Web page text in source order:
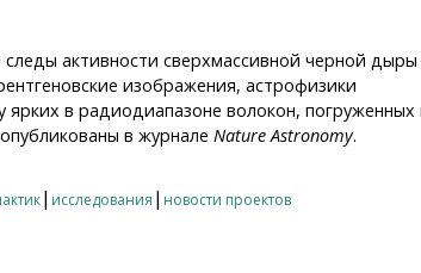
активности сверхмассивной черной дыры
изображения, астрофизики
ярких в радиодиапазоне волокон, погруженных
в журнале Nature Astronomy.
| исследования | новости проектов